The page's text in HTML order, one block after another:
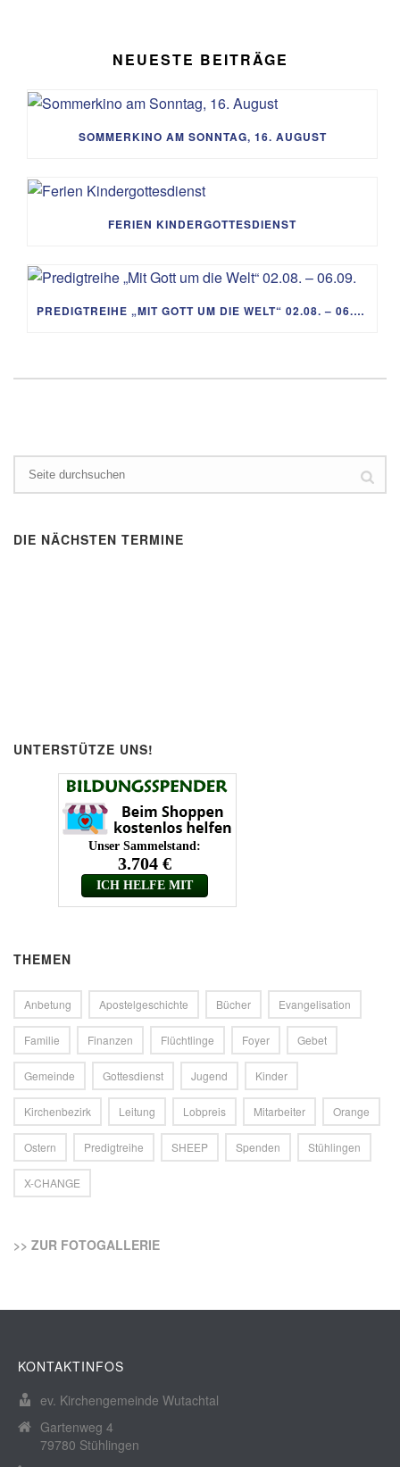
NEUESTE BEITRÄGE
SOMMERKINO AM SONNTAG, 16. AUGUST
FERIEN KINDERGOTTESDIENST
PREDIGTREIHE „MIT GOTT UM DIE WELT“ 02.08. – 06.09.
DIE NÄCHSTEN TERMINE
UNTERSTÜTZE UNS!
THEMEN
Anbetung Apostelgeschichte Bücher Evangelisation
Familie Finanzen Flüchtlinge Foyer Gebet
Gemeinde Gottesdienst Jugend Kinder
Kirchenbezirk Leitung Lobpreis Mitarbeiter Orange
Ostern Predigtreihe SHEEP Spenden Stühlingen
X-CHANGE
>> ZUR FOTOGALLERIE
KONTAKTINFOS
ev. Kirchengemeinde Wutachtal
Gartenweg 4
79780 Stühlingen